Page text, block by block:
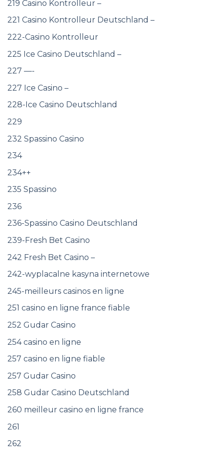
219 Casino Kontrolleur –
221 Casino Kontrolleur Deutschland –
222-Casino Kontrolleur
225 Ice Casino Deutschland –
227 —-
227 Ice Casino –
228-Ice Casino Deutschland
229
232 Spassino Casino
234
234++
235 Spassino
236
236-Spassino Casino Deutschland
239-Fresh Bet Casino
242 Fresh Bet Casino –
242-wyplacalne kasyna internetowe
245-meilleurs casinos en ligne
251 casino en ligne france fiable
252 Gudar Casino
254 casino en ligne
257 casino en ligne fiable
257 Gudar Casino
258 Gudar Casino Deutschland
260 meilleur casino en ligne france
261
262